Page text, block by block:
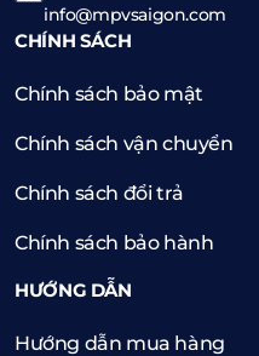
info@mpvsaigon.com
CHÍNH SÁCH
Chính sách bảo mật
Chính sách vận chuyển
Chính sách đổi trả
Chính sách bảo hành
HƯỚNG DẪN
Hướng dẫn mua hàng